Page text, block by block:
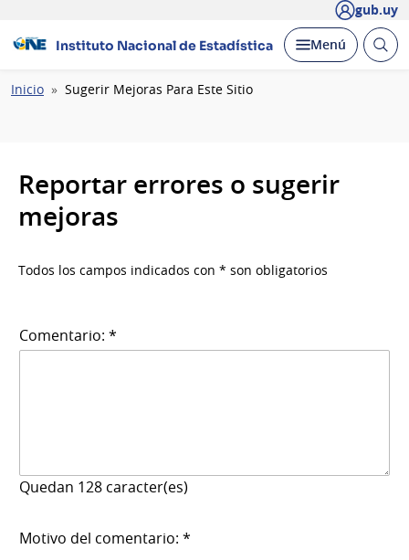
gub.uy
Instituto Nacional de Estadística Desplegar
Menú Abrir
Ruta
Inicio Sugerir Mejoras Para Este Sitio
Reportar errores o sugerir
mejoras
Todos los campos indicados con * son obligatorios
Comentario: *
Quedan 128 caracter(es)
Motivo del comentario: *